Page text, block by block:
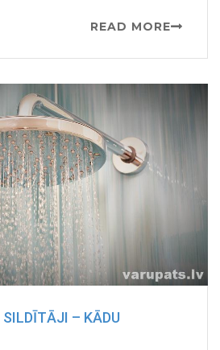
READ MORE
SILDĪTĀJI – KĀDU